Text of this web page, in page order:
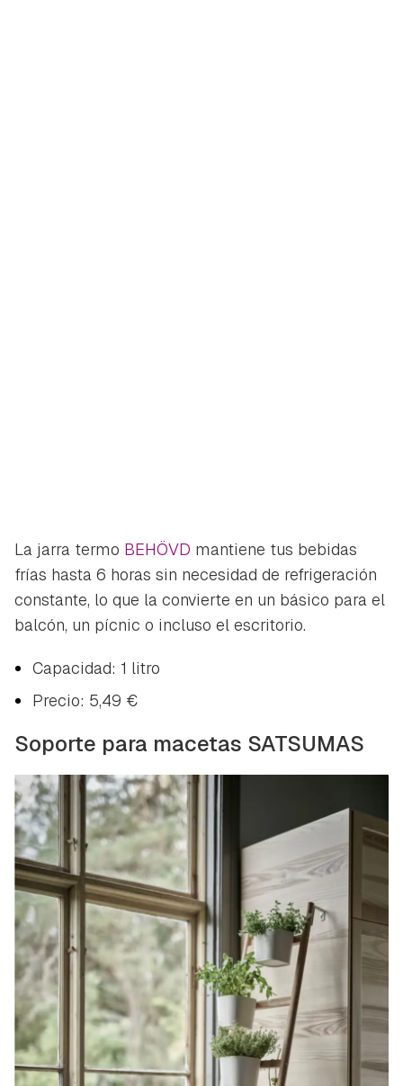
La jarra termo BEHÖVD mantiene tus bebidas
frías hasta 6 horas sin necesidad de refrigeración
constante, lo que la convierte en un básico para el
balcón, un pícnic o incluso el escritorio.
Capacidad: 1 litro
Precio: 5,49 €
Soporte para macetas SATSUMAS